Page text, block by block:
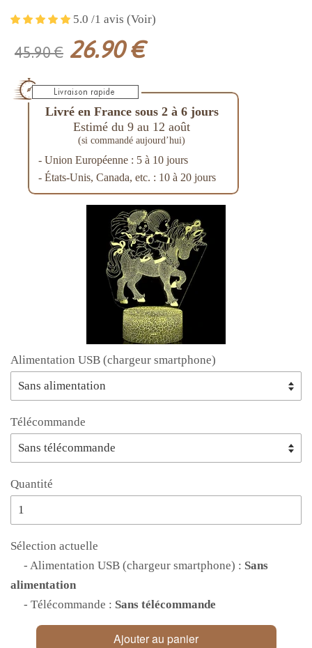
5.0 /1 avis (Voir)
45.90 € 26.90 €
Livré en France sous 2 à 6 jours
Estimé du 9 au 12 août
(si commandé aujourd’hui)
- Union Européenne : 5 à 10 jours
- États-Unis, Canada, etc. : 10 à 20 jours
Alimentation USB (chargeur smartphone)
Télécommande
Quantité
Sélection actuelle
- Alimentation USB (chargeur smartphone) : Sans
alimentation
- Télécommande : Sans télécommande
Ajouter au panier